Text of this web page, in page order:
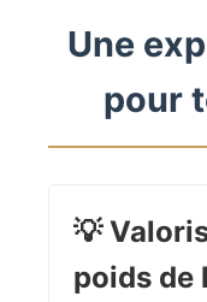
Une
pour
💡
poids de